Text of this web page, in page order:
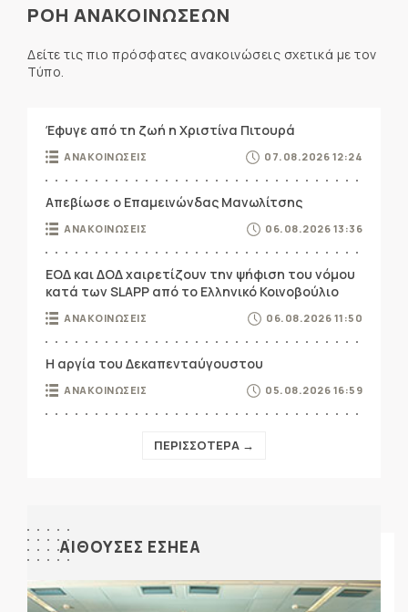
ΡΟΗ ΑΝΑΚΟΙΝΩΣΕΩΝ
Δείτε τις πιο πρόσφατες ανακοινώσεις σχετικά με τον
Τύπο.
Έφυγε από τη ζωή η Χριστίνα Πιτουρά
ΑΝΑΚΟΙΝΩΣΕΙΣ 07.08.2026 12:24
Απεβίωσε ο Επαμεινώνδας Μανωλίτσης
ΑΝΑΚΟΙΝΩΣΕΙΣ 06.08.2026 13:36
ΕΟΔ και ΔΟΔ χαιρετίζουν την ψήφιση του νόμου
κατά των SLAPP από το Ελληνικό Κοινοβούλιο
ΑΝΑΚΟΙΝΩΣΕΙΣ 06.08.2026 11:50
Η αργία του Δεκαπενταύγουστου
ΑΝΑΚΟΙΝΩΣΕΙΣ 05.08.2026 16:59
ΠΕΡΙΣΣΟΤΕΡΑ →
ΑΙΘΟΥΣΕΣ ΕΣΗΕΑ